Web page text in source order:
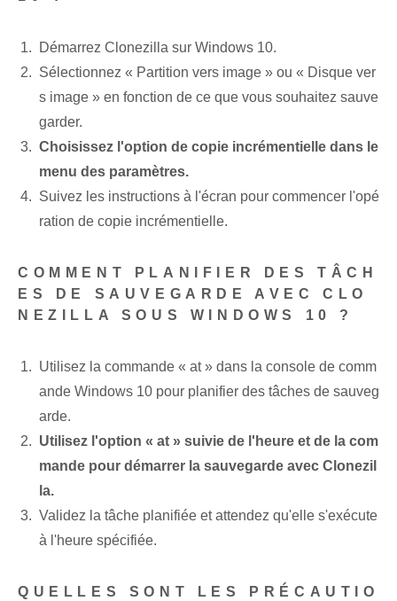
Démarrez Clonezilla sur Windows 10.
Sélectionnez « Partition vers image » ou « Disque ver
s image » en fonction de ce que vous souhaitez sauve
garder.
Choisissez l'option de copie incrémentielle dans le
menu des paramètres.
Suivez les instructions à l'écran pour commencer l'opé
ration de copie incrémentielle.
COMMENT PLANIFIER DES TÂCH
ES DE SAUVEGARDE AVEC CLO
NEZILLA SOUS WINDOWS 10 ?
Utilisez la commande « at » dans la console de comm
ande Windows 10 pour planifier des tâches de sauveg
arde.
Utilisez l'option « at » suivie de l'heure et de la com
mande pour démarrer la sauvegarde avec Clonezil
la.
Validez la tâche planifiée et attendez qu'elle s'exécute
à l'heure spécifiée.
QUELLES SONT LES PRÉCAUTIO